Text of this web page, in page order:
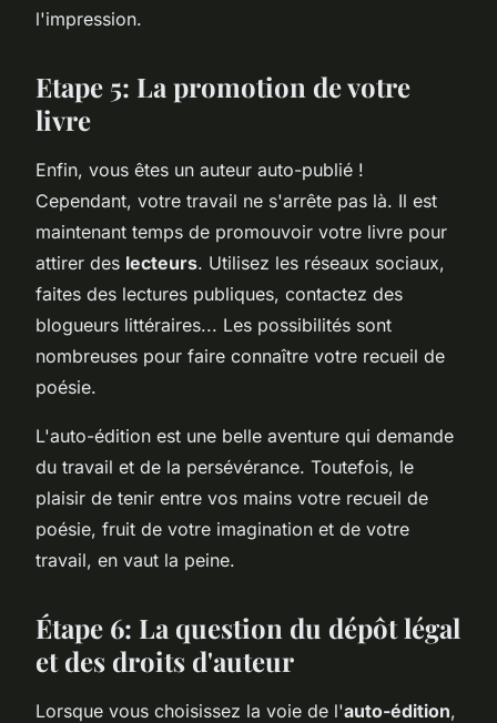
l'impression.
Etape 5: La promotion de votre
livre
Enfin, vous êtes un auteur auto-publié !
Cependant, votre travail ne s'arrête pas là. Il est
maintenant temps de promouvoir votre livre pour
attirer des lecteurs. Utilisez les réseaux sociaux,
faites des lectures publiques, contactez des
blogueurs littéraires... Les possibilités sont
nombreuses pour faire connaître votre recueil de
poésie.
L'auto-édition est une belle aventure qui demande
du travail et de la persévérance. Toutefois, le
plaisir de tenir entre vos mains votre recueil de
poésie, fruit de votre imagination et de votre
travail, en vaut la peine.
Étape 6: La question du dépôt légal
et des droits d'auteur
Lorsque vous choisissez la voie de l'auto-édition,